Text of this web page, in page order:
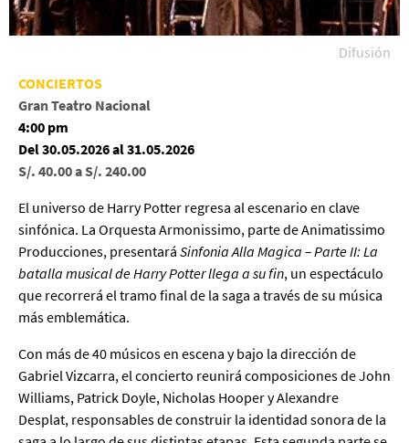
Difusión
CONCIERTOS
Gran Teatro Nacional
4:00 pm
Del 30.05.2026 al 31.05.2026
S/. 40.00 a S/. 240.00
El universo de Harry Potter regresa al escenario en clave
sinfónica. La Orquesta Armonissimo, parte de Animatissimo
Producciones, presentará Sinfonia Alla Magica – Parte II: La
batalla musical de Harry Potter llega a su fin, un espectáculo
que recorrerá el tramo final de la saga a través de su música
más emblemática.
Con más de 40 músicos en escena y bajo la dirección de
Gabriel Vizcarra, el concierto reunirá composiciones de John
Williams, Patrick Doyle, Nicholas Hooper y Alexandre
Desplat, responsables de construir la identidad sonora de la